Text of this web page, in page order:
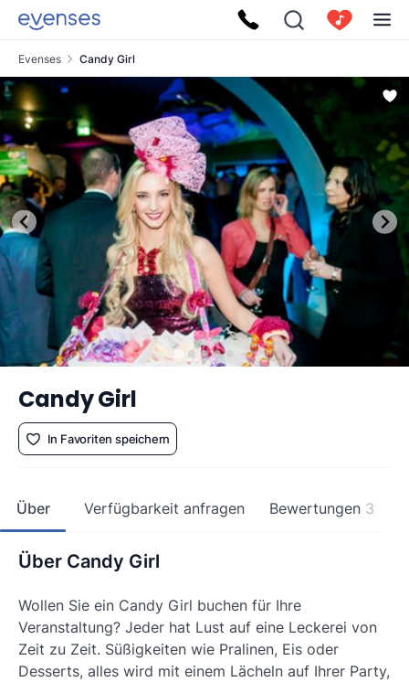
Evenses Candy Girl
Candy Girl
In Favoriten speichern
Über Verfügbarkeit anfragen Bewertungen 3
Über Candy Girl
Wollen Sie ein Candy Girl buchen für Ihre
Veranstaltung? Jeder hat Lust auf eine Leckerei von
Zeit zu Zeit. Süßigkeiten wie Pralinen, Eis oder
Desserts, alles wird mit einem Lächeln auf Ihrer Party,